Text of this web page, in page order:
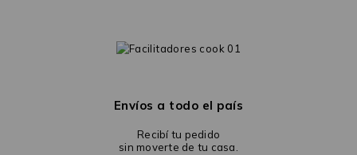
Envíos a todo el país
Recibí tu pedido
sin moverte de tu casa.